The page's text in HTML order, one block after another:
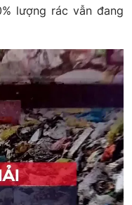
lượng rác vẫn đang